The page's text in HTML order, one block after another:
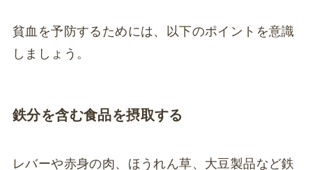
貧血を予防するためには、以下のポイントを意識
しましょう。
鉄分を含む食品を摂取する
レバーや赤身の肉、ほうれん草、大豆製品など鉄